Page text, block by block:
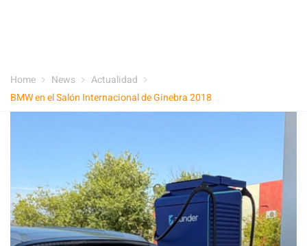
Home News
Actualidad
BMW en el Salón Internacional de Ginebra 2018